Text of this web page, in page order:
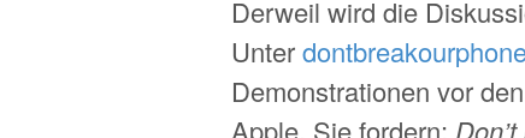
Derweil wird die
Unter
Demonstrationen vor
Apple. Sie fordern: